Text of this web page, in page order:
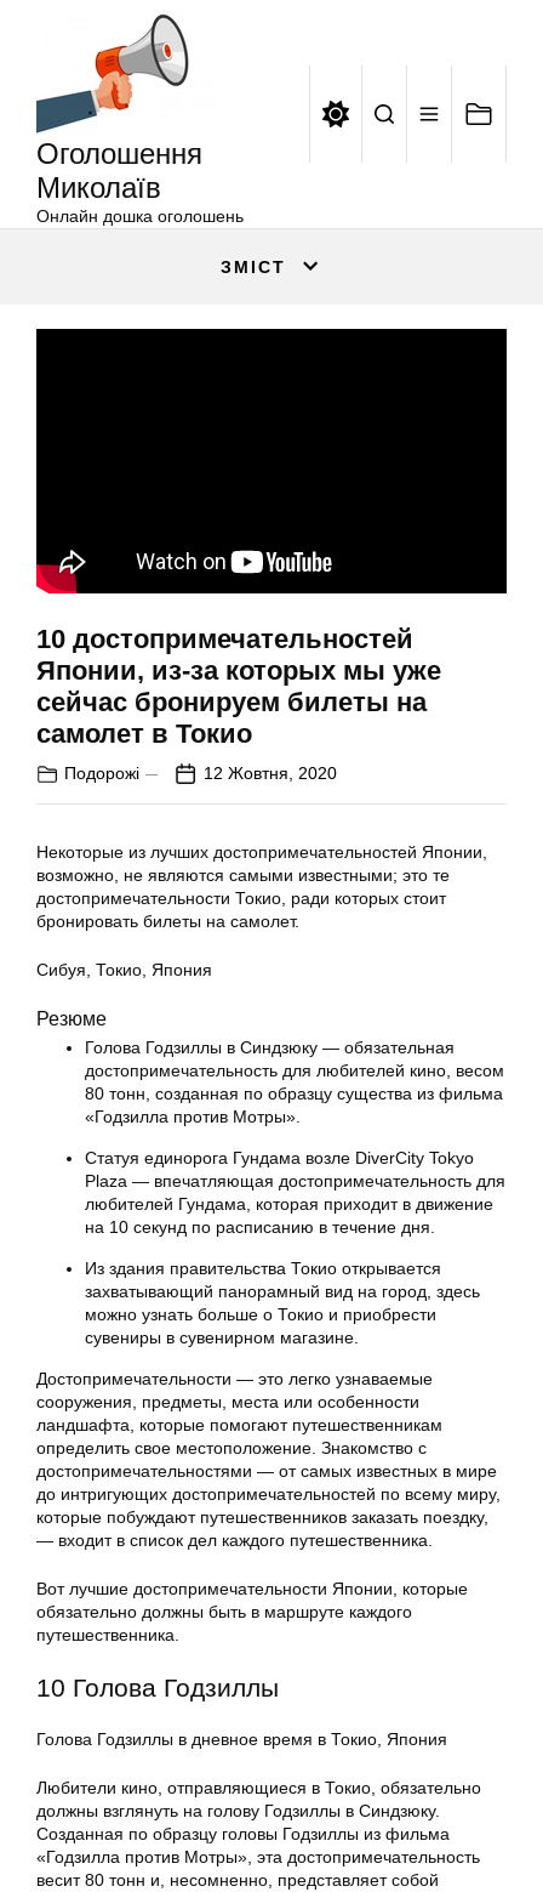
Оголошення
Миколаїв
Онлайн дошка оголошень
ЗМІСТ
10 достопримечательностей
Японии, из-за которых мы уже
сейчас бронируем билеты на
самолет в Токио
Подорожі 12 Жовтня, 2020
Некоторые из лучших достопримечательностей Японии,
возможно, не являются самыми известными; это те
достопримечательности Токио, ради которых стоит
бронировать билеты на самолет.
Сибуя, Токио, Япония
Резюме
Голова Годзиллы в Синдзюку — обязательная
достопримечательность для любителей кино, весом
80 тонн, созданная по образцу существа из фильма
«Годзилла против Мотры».
Статуя единорога Гундама возле DiverCity Tokyo
Plaza — впечатляющая достопримечательность для
любителей Гундама, которая приходит в движение
на 10 секунд по расписанию в течение дня.
Из здания правительства Токио открывается
захватывающий панорамный вид на город, здесь
можно узнать больше о Токио и приобрести
сувениры в сувенирном магазине.
Достопримечательности — это легко узнаваемые
сооружения, предметы, места или особенности
ландшафта, которые помогают путешественникам
определить свое местоположение. Знакомство с
достопримечательностями — от самых известных в мире
до интригующих достопримечательностей по всему миру,
которые побуждают путешественников заказать поездку,
— входит в список дел каждого путешественника.
Вот лучшие достопримечательности Японии, которые
обязательно должны быть в маршруте каждого
путешественника.
10 Голова Годзиллы
Голова Годзиллы в дневное время в Токио, Япония
Любители кино, отправляющиеся в Токио, обязательно
должны взглянуть на голову Годзиллы в Синдзюку.
Созданная по образцу головы Годзиллы из фильма
«Годзилла против Мотры», эта достопримечательность
весит 80 тонн и, несомненно, представляет собой